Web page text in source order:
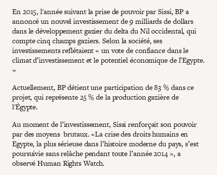
En 2015, l'année suivant la prise de pouvoir par Sissi, BP a
annoncé un nouvel investissement de 9 milliards de dollars
dans le développement gazier du delta du Nil occidental, qui
compte cinq champs gaziers. Selon la société, ses
investissements reflétaient « un vote de confiance dans le
climat d’investissement et le potentiel économique de l’Egypte.
»
Actuellement, BP détient une participation de 83 % dans ce
projet, qui représente 25 % de la production gazière de
l'Égypte.
Au moment de l’investissement, Sissi renforçait son pouvoir
par des moyens brutaux. «La crise des droits humains en
Egypte, la plus sérieuse dans l’histoire moderne du pays, s’est
poursuivie sans relâche pendant toute l’année 2014 », a
observé Human Rights Watch.